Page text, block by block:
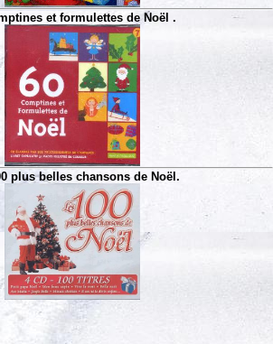
et formulettes de Noël .
plus belles chansons de Noël.